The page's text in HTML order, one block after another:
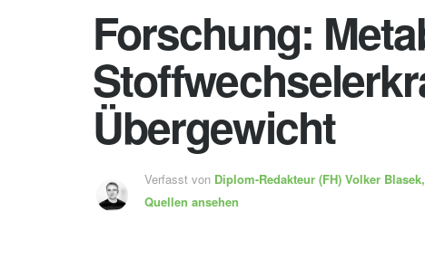
Forschung:
Übergewicht
Verfasst von Diplom-Redakteur (FH) Volker Blasek,
Quellen ansehen